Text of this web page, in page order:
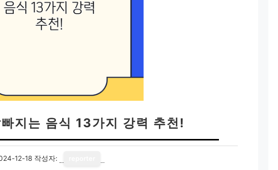
지는 음식 13가지 강력 추천!
12-18 작성자: